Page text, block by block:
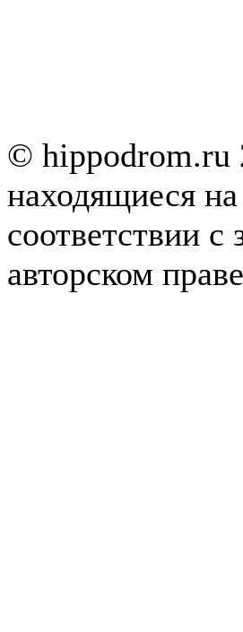
© hippodrom.ru
находящиеся
соответствии
авторском